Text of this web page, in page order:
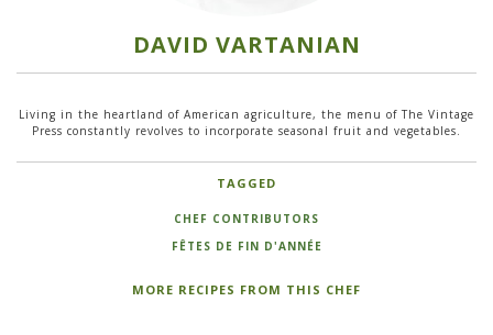
DAVID VARTANIAN
Living in the heartland of American agriculture, the menu of The Vintage
Press constantly revolves to incorporate seasonal fruit and vegetables.
TAGGED
CHEF CONTRIBUTORS
FÊTES DE FIN D'ANNÉE
MORE RECIPES FROM THIS CHEF